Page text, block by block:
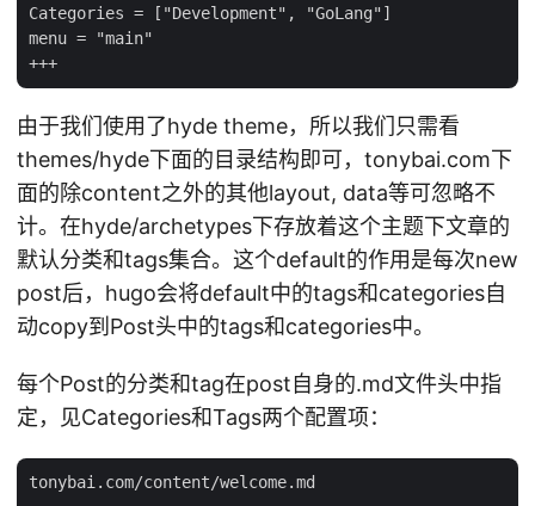
Categories = ["Development", "GoLang"]
menu = "main"
由于我们使用了hyde theme，所以我们只需看
themes/hyde下面的目录结构即可，tonybai.com下
面的除content之外的其他layout, data等可忽略不
计。在hyde/archetypes下存放着这个主题下文章的
默认分类和tags集合。这个default的作用是每次new
post后，hugo会将default中的tags和categories自
动copy到Post头中的tags和categories中。
每个Post的分类和tag在post自身的.md文件头中指
定，见Categories和Tags两个配置项：
tonybai.com/content/welcome.md